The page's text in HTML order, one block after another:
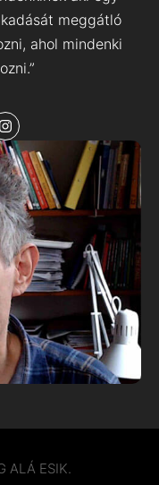
meggátló
ahol mindenki
ALÁ ESIK.